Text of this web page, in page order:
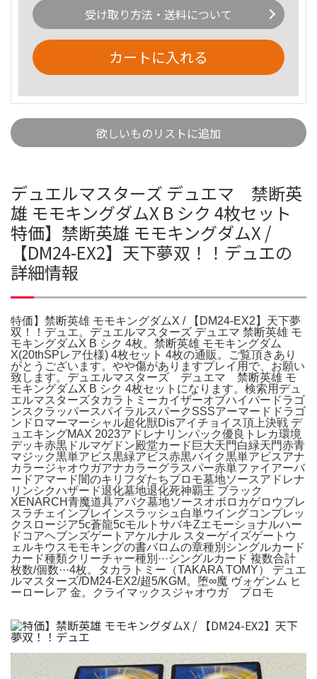
受け取り方法・送料について
カートに入れる
欲しいものリストに追加
デュエルマスターズ デュエマ 禁断英
雄 モモキングダムX B シク 4枚セット
特価】禁断英雄 モモキングダムX /
【DM24-EX2】天下夢双！！デュエの
詳細情報
特価】禁断英雄 モモキングダムX / 【DM24-EX2】天下夢
双！！デュエ。デュエルマスターズ デュエマ 禁断英雄 モ
モキングダムX B シク 4枚。禁断英雄 モモキングダム
X(20thSPレア仕様) 4枚セット 4枚の通販。ご覧頂きあり
がとうございます。やや傷がありますプレイ用で、お願い
致します。デュエルマスターズ デュエマ 禁断英雄 モ
モキングダムX B シク 4枚セットになります。検索用デュ
エルマスターズタカラトミーカイザーオブハイパードラゴ
ンスクラッパースパイラルスパークSSSアーマードドラゴ
ンドロマーマーシャル超化獣Disアイチョイス頂上決戦 デ
ュエキングMAX 2023アドレナリンパック優良トレカ環境
デッキ赤黒ドルマゲドン殿堂カード巨大天門白緑天門赤青
マジック黒単アビス黒緑アビス赤黒バイク黒単アビスアナ
カラージャオウガアナカラーグラスパー赤単ファイアーバ
ードアマード闇のキリフダたちプロモ墓地ソースアドレナ
リンシクハザード退化墓地退化死神覇王 ブラック
XENARCH青魔道具アバク墓地ソースオボロカゲロウブレ
スラチェインブレインスラッシュ白単ウイングコンプレッ
クスロージア5c蒼龍5cモルトサバキZエモーショナルハー
ドコアヘブンズゲートアケルナル スターゲイズゲートウ
ェルキウスモモキングの書バロムの章種別シングルカード
カード種類クリーチャー種別···シングルカード 複数合計
枚数/個数···4枚。タカラトミー（TAKARA TOMY） デュエ
ルマスターズ/DM24-EX2/超5/KGM。堕∞魔 ヴォゲンム ヒ
ーローレア 金。クライマックスジャオウガ プロモ